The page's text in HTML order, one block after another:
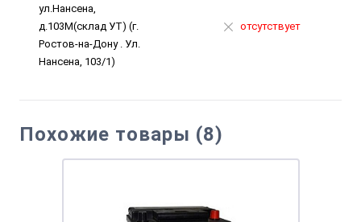
ул.Нансена,
д.103М(склад УТ) (г.
Ростов-на-Дону . Ул.
Нансена, 103/1)
отсутствует
Похожие товары (8)